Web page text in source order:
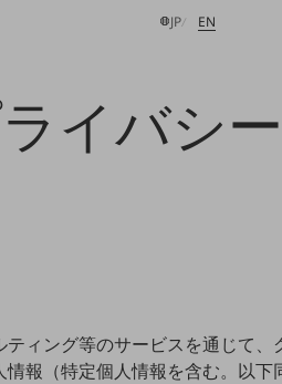
JP日本語
ENEnglish
イバシ
ィング等のサービスを通じて
報（特定個人情報を含む。以